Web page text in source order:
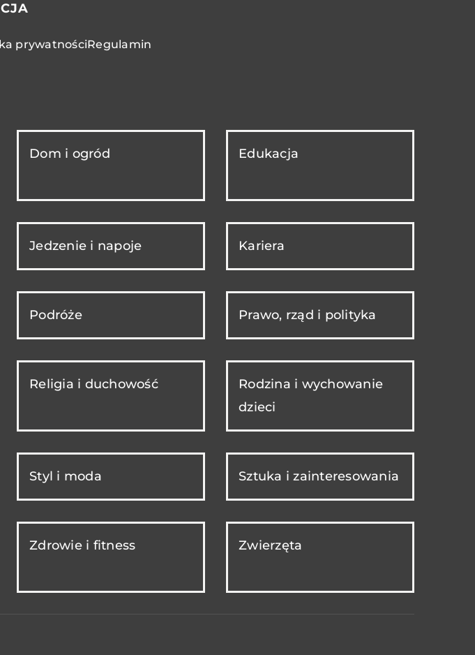
prywatnościRegulamin
Dom i ogród Edukacja
Jedzenie i napoje Kariera
Podróże Prawo, rząd i polityka
Religia i duchowość
Rodzina i wychowanie
dzieci
Styl i moda Sztuka i zainteresowania
Zdrowie i fitness Zwierzęta